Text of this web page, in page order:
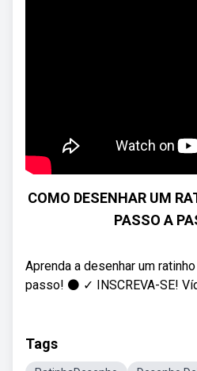
COMO DESENHAR UM
PASSO A
Aprenda a desenhar um
passo! ⚫️ ✓ INSCREVA-SE!
Tags